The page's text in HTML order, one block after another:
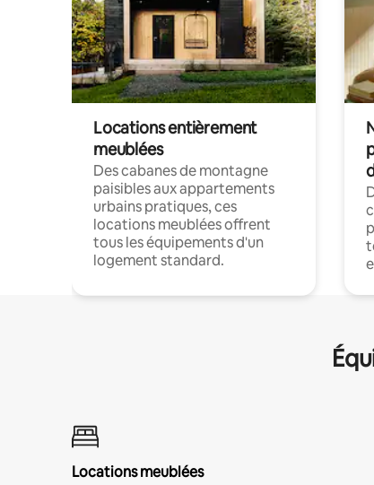
Locations entièrement
meublées
Des cabanes de montagne
paisibles aux appartements
urbains pratiques, ces
locations meublées offrent
tous les équipements d'un
logement standard.
Locations meublées